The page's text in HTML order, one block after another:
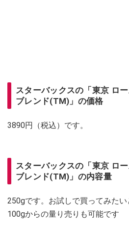
スターバックスの「東京 ロ
ブレンド(TM)」の価格
3890円（税込）です。
スターバックスの「東京 ロ
ブレンド(TM)」の内容量
250gです。お試しで買ってみた
100gからの量り売りも可能です